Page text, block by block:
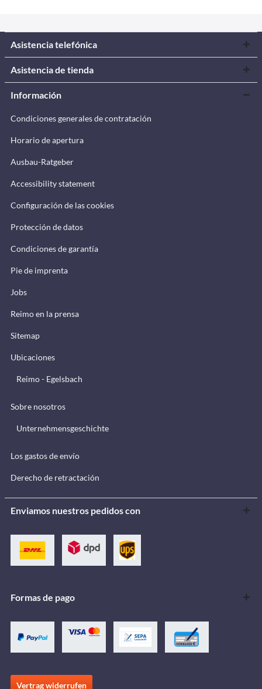
Asistencia telefónica
Asistencia de tienda
Información
Condiciones generales de contratación
Horario de apertura
Ausbau-Ratgeber
Accessibility statement
Configuración de las cookies
Protección de datos
Condiciones de garantía
Pie de imprenta
Jobs
Reimo en la prensa
Sitemap
Ubicaciones
Reimo - Egelsbach
Sobre nosotros
Unternehmensgeschichte
Los gastos de envío
Derecho de retractación
Enviamos nuestros pedidos con
Formas de pago
Vertrag widerrufen